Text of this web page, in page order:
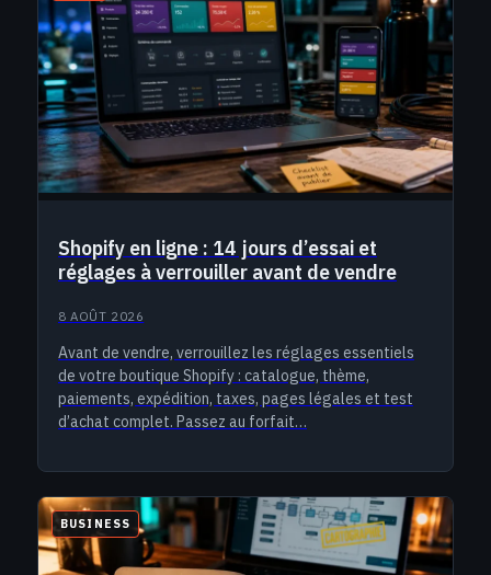
Shopify en ligne : 14 jours d’essai et
réglages à verrouiller avant de vendre
8 AOÛT 2026
Avant de vendre, verrouillez les réglages essentiels
de votre boutique Shopify : catalogue, thème,
paiements, expédition, taxes, pages légales et test
d’achat complet. Passez au forfait…
BUSINESS